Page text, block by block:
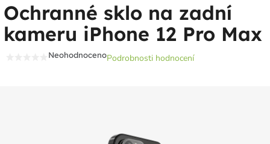
Ochranné sklo na zadní
kameru iPhone 12 Pro Max
NeohodnocenoPodrobnosti hodnocení